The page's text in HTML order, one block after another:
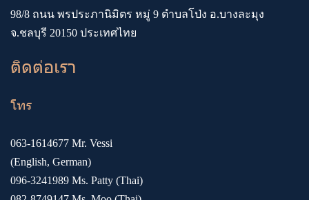
98/8 ถนน พรประภานิมิตร หมู่ 9 ตำบลโป่ง อ.บางละมุง
จ.ชลบุรี 20150 ประเทศไทย
ติดต่อเรา
โทร
063-1614677 Mr. Vessi
(English, German)
096-3241989 Ms. Patty (Thai)